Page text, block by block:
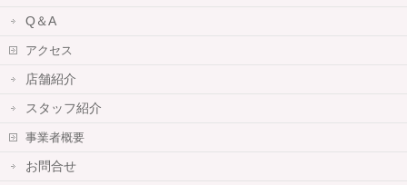
Q＆A
アクセス
店舗紹介
スタッフ紹介
事業者概要
お問合せ